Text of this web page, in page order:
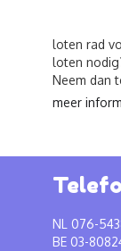
loten rad
loten
Neem dan
meer
NL 076-
BE 03-